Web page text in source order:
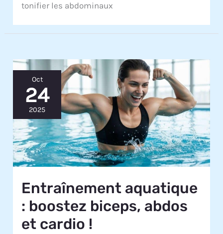
tonifier les abdominaux
Oct
24
2025
Entraînement aquatique
: boostez biceps, abdos
et cardio !